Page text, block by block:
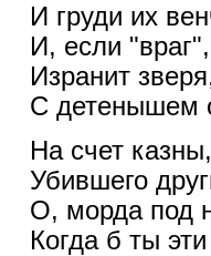
И груди их
И, если
Изранит
С детенышем
На счет
Убившего
О, морда под
Когда б ты